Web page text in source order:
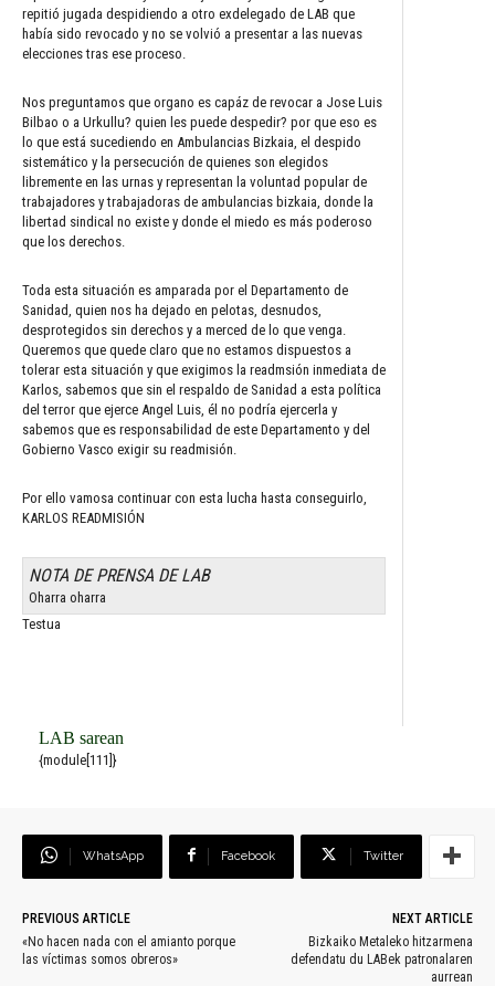
repitió jugada despidiendo a otro exdelegado de LAB que
había sido revocado y no se volvió a presentar a las nuevas
elecciones tras ese proceso.
Nos preguntamos que organo es capáz de revocar a Jose Luis
Bilbao o a Urkullu? quien les puede despedir? por que eso es
lo que está sucediendo en Ambulancias Bizkaia, el despido
sistemático y la persecución de quienes son elegidos
libremente en las urnas y representan la voluntad popular de
trabajadores y trabajadoras de ambulancias bizkaia, donde la
libertad sindical no existe y donde el miedo es más poderoso
que los derechos.
Toda esta situación es amparada por el Departamento de
Sanidad, quien nos ha dejado en pelotas, desnudos,
desprotegidos sin derechos y a merced de lo que venga.
Queremos que quede claro que no estamos dispuestos a
tolerar esta situación y que exigimos la readmsión inmediata de
Karlos, sabemos que sin el respaldo de Sanidad a esta política
del terror que ejerce Angel Luis, él no podría ejercerla y
sabemos que es responsabilidad de este Departamento y del
Gobierno Vasco exigir su readmisión.
Por ello vamosa continuar con esta lucha hasta conseguirlo,
KARLOS READMISIÓN
NOTA DE PRENSA DE LAB
Oharra oharra
Testua
LAB sarean
{module[111]}
WhatsApp Facebook Twitter
PREVIOUS ARTICLE
«No hacen nada con el amianto porque
las víctimas somos obreros»
NEXT ARTICLE
Bizkaiko Metaleko hitzarmena
defendatu du LABek patronalaren
aurrean